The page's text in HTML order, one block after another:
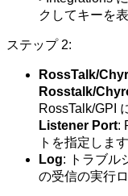
クしてキーを
ステップ 2:
RossTalk/
Rosstalk/
RossTalk/GPI
Listener Port:
トを指定しま
Log: トラブル
の受信の実行